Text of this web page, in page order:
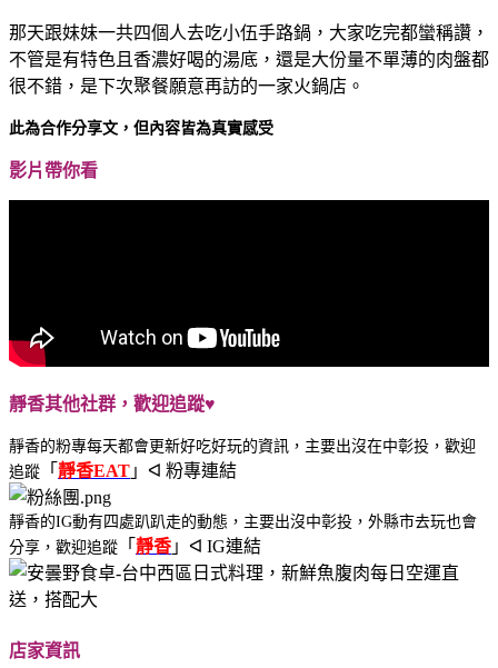
那天跟妹妹一共四個人去吃小伍手路鍋，大家吃完都蠻稱讚，
不管是有特色且香濃好喝的湯底，還是大份量不單薄的肉盤都
很不錯，是下次聚餐願意再訪的一家火鍋店。
此為合作分享文，但內容皆為真實感受
影片帶你看
靜香其他社群，歡迎追蹤♥
靜香的粉專每天都會更新好吃好玩的資訊，主要出沒在中彰投，歡迎
追蹤 「 靜香EAT 」ᐊ 粉專連結
靜香的IG動有四處趴趴走的動態，主要出沒中彰投，外縣市去玩也會
分享，歡迎追蹤 「 靜香 」ᐊ IG連結
店家資訊